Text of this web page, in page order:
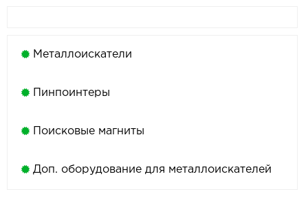
Металлоискатели
Пинпоинтеры
Поисковые магниты
Доп. оборудование для металлоискателей